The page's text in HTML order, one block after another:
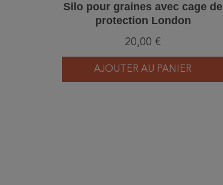
Silo pour graines avec cage de
protection London
20,00 €
AJOUTER AU PANIER